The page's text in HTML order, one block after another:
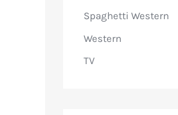
Spaghetti Western
Western
TV